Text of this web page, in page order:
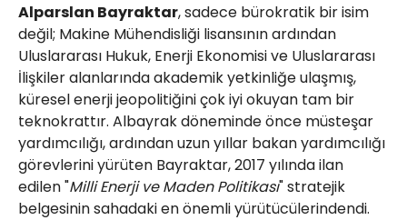
Alparslan Bayraktar, sadece bürokratik bir isim
değil; Makine Mühendisliği lisansının ardından
Uluslararası Hukuk, Enerji Ekonomisi ve Uluslararası
İlişkiler alanlarında akademik yetkinliğe ulaşmış,
küresel enerji jeopolitiğini çok iyi okuyan tam bir
teknokrattır. Albayrak döneminde önce müsteşar
yardımcılığı, ardından uzun yıllar bakan yardımcılığı
görevlerini yürüten Bayraktar, 2017 yılında ilan
edilen "Milli Enerji ve Maden Politikası" stratejik
belgesinin sahadaki en önemli yürütücülerindendi.